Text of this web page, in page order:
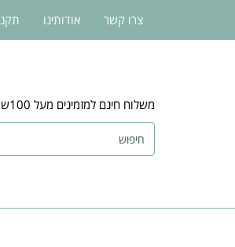
משלוח חינם למזמינים מעל 100ש"ח!
צרו קשר אודותינו